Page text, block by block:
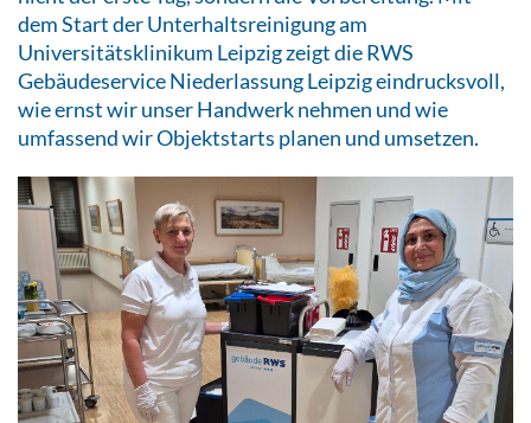
dem Start der Unterhaltsreinigung am
Universitätsklinikum Leipzig zeigt die RWS
Gebäudeservice Niederlassung Leipzig eindrucksvoll,
wie ernst wir unser Handwerk nehmen und wie
umfassend wir Objektstarts planen und umsetzen.